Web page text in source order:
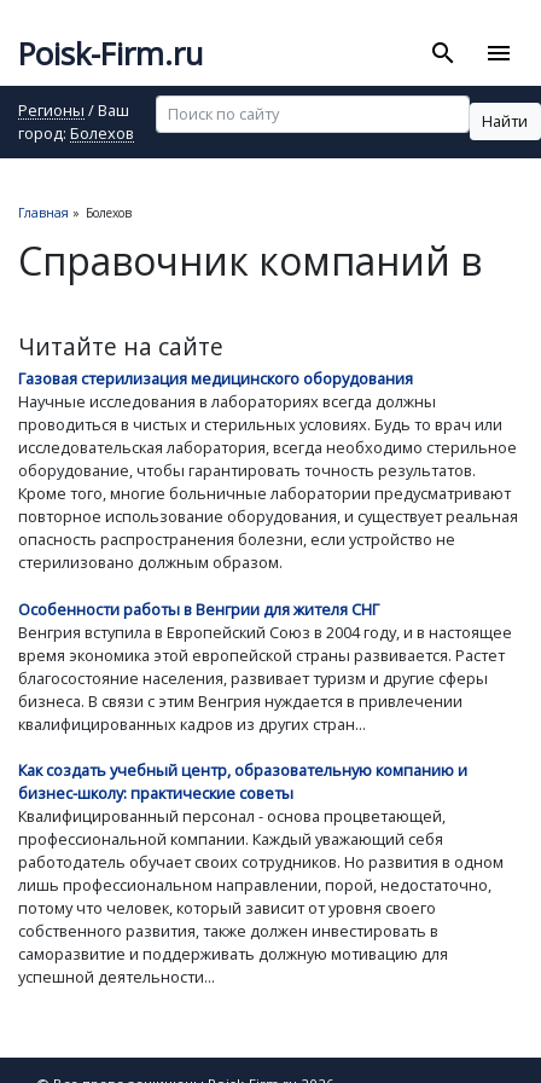
Poisk-Firm.ru search menu
Регионы / Ваш
город: Болехов
Найти
Главная » Болехов
Справочник компаний в
Читайте на сайте
Газовая стерилизация медицинского оборудования
Научные исследования в лабораториях всегда должны
проводиться в чистых и стерильных условиях. Будь то врач или
исследовательская лаборатория, всегда необходимо стерильное
оборудование, чтобы гарантировать точность результатов.
Кроме того, многие больничные лаборатории предусматривают
повторное использование оборудования, и существует реальная
опасность распространения болезни, если устройство не
стерилизовано должным образом.
Особенности работы в Венгрии для жителя СНГ
Венгрия вступила в Европейский Союз в 2004 году, и в настоящее
время экономика этой европейской страны развивается. Растет
благосостояние населения, развивает туризм и другие сферы
бизнеса. В связи с этим Венгрия нуждается в привлечении
квалифицированных кадров из других стран...
Как создать учебный центр, образовательную компанию и
бизнес-школу: практические советы
Квалифицированный персонал - основа процветающей,
профессиональной компании. Каждый уважающий себя
работодатель обучает своих сотрудников. Но развития в одном
лишь профессиональном направлении, порой, недостаточно,
потому что человек, который зависит от уровня своего
собственного развития, также должен инвестировать в
саморазвитие и поддерживать должную мотивацию для
успешной деятельности...